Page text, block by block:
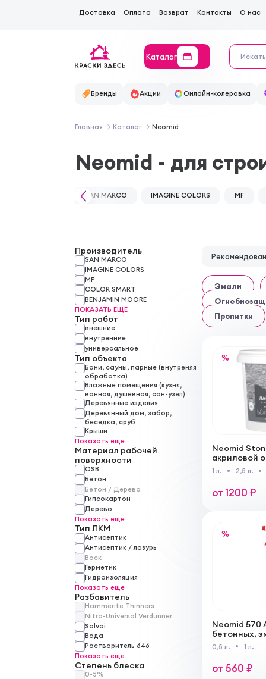
Доставка Оплата Возврат Контакты О нас
Каталог
Бренды Акции Онлайн-колеровка
Главная Каталог Neomid
Neomid - для
Производитель
SAN MARCO
IMAGINE COLORS
MF
COLOR SMART
BENJAMIN MOORE
ПОКАЗАТЬ ЕЩЕ
Тип работ
внешние
внутренние
универсальное
Тип объекта
Бани, сауны, парные (внутреняя
обработка)
Влажные помещения (кухня,
ванная, душевная, сан-узел)
Деревянные изделия
Деревянный дом, забор,
беседка, сруб
Крыши
Показать еще
Материал рабочей
поверхности
OSB
Бетон
Бетон / Дерево
Гипсокартон
Дерево
Показать еще
Тип ЛКМ
Антисептик
Антисептик / лазурь
Воск
Герметик
Гидроизоляция
Показать еще
Разбавитель
Hammerite Thinners
Nitro-Universal Verdunner
Solvoi
Вода
Растворитель 646
Показать еще
Степень блеска
0-5%
Эмали
Пропитки
%
Neomid
акриловой
мокрого
внутренних
1 л. 2,5 л.
от 1200 ₽
%
Neomid 570
бетонных,
каменных
готовый
0,5 л. 1 л.
от 560 ₽
SAN MARCO IMAGINE COLORS MF